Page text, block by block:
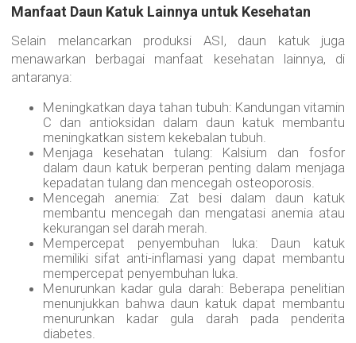
Manfaat Daun Katuk Lainnya untuk Kesehatan
Selain melancarkan produksi ASI, daun katuk juga
menawarkan berbagai manfaat kesehatan lainnya, di
antaranya:
Meningkatkan daya tahan tubuh: Kandungan vitamin
C dan antioksidan dalam daun katuk membantu
meningkatkan sistem kekebalan tubuh.
Menjaga kesehatan tulang: Kalsium dan fosfor
dalam daun katuk berperan penting dalam menjaga
kepadatan tulang dan mencegah osteoporosis.
Mencegah anemia: Zat besi dalam daun katuk
membantu mencegah dan mengatasi anemia atau
kekurangan sel darah merah.
Mempercepat penyembuhan luka: Daun katuk
memiliki sifat anti-inflamasi yang dapat membantu
mempercepat penyembuhan luka.
Menurunkan kadar gula darah: Beberapa penelitian
menunjukkan bahwa daun katuk dapat membantu
menurunkan kadar gula darah pada penderita
diabetes.